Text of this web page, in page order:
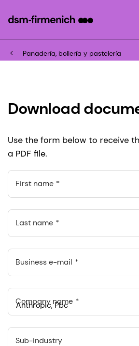
Panadería, bollería y pastelería
Download
Use the form below to receive
a PDF file.
First name
Last name
Business e-mail
Company name
548 Market St Pmb 90375, San Francisco,
Sub-industry